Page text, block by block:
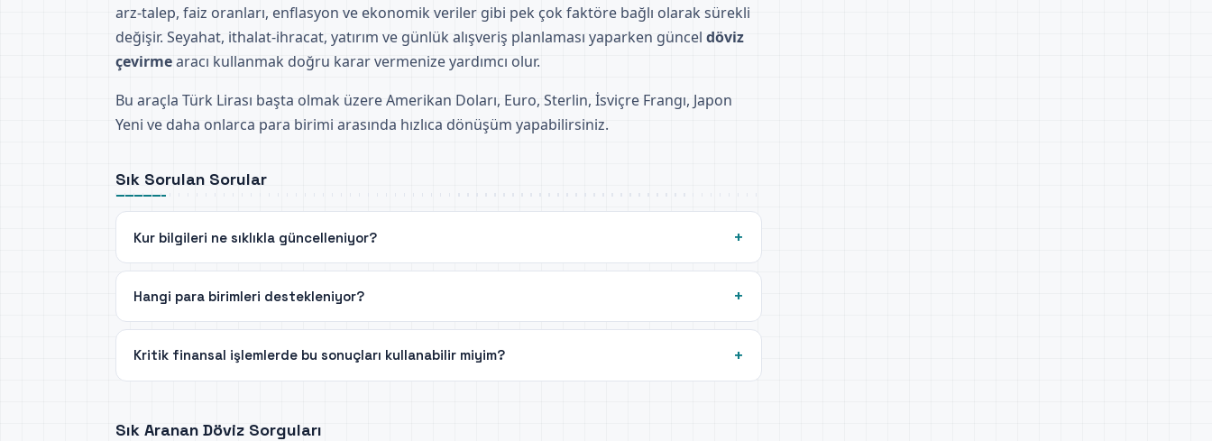
arz-talep, faiz oranları, enflasyon ve ekonomik veriler gibi pek çok faktöre bağlı olarak sürekli
değişir. Seyahat, ithalat-ihracat, yatırım ve günlük alışveriş planlaması yaparken güncel döviz
çevirmearacı kullanmak doğru karar vermenize yardımcı olur.
Bu araçla Türk Lirası başta olmak üzere Amerikan Doları, Euro, Sterlin, İsviçre Frangı, Japon
Yeni ve daha onlarca para birimi arasında hızlıca dönüşüm yapabilirsiniz.
Sık Sorulan Sorular
Kur bilgileri ne sıklıkla güncelleniyor?
Hangi para birimleri destekleniyor?
Kritik finansal işlemlerde bu sonuçları kullanabilir miyim?
Sık Aranan Döviz Sorguları